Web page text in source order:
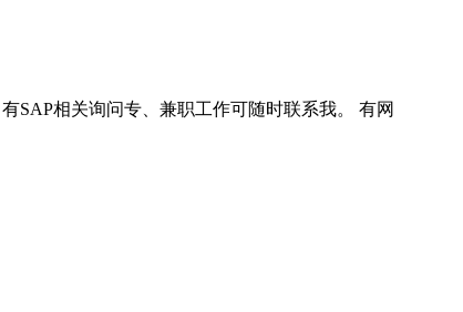
SAP相关询问专、兼职工作可随时联系我。 有网